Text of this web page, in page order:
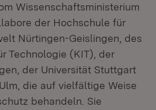
Wissenschaftsministerium
der Hochschule für
Nürtingen-Geislingen, des
Technologie (KIT), der
der Universität Stuttgart
die auf vielfältige Weise
behandeln. Sie